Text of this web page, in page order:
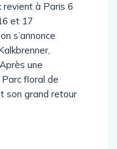
revient à Paris 6
et 17
s’annonce
une
floral de
son grand retour